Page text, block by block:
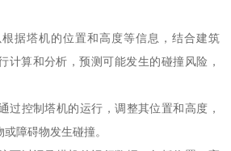
据塔机的位置和高度等信息，结合建筑
计算和分析，预测可能发生的碰撞风险，
过控制塔机的运行，调整其位置和高度，
障碍物发生碰撞。